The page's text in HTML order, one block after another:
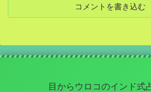
コメントを書き込む
目からウロコのインド式